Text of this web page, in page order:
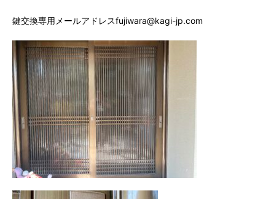
鍵交換専用メールアドレスfujiwara@kagi-jp.com